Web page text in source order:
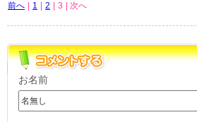
前へ 1 2 3 | 次へ
お名前